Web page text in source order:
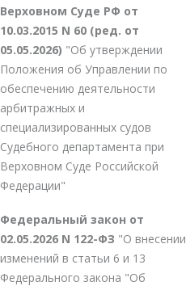
Верховном Суде РФ от
10.03.2015 N 60 (ред. от
05.05.2026) "Об утверждении
Положения об Управлении по
обеспечению деятельности
арбитражных и
специализированных судов
Судебного департамента при
Верховном Суде Российской
Федерации"
Федеральный закон от
02.05.2026 N 122-ФЗ "О внесении
изменений в статьи 6 и 13
Федерального закона "Об